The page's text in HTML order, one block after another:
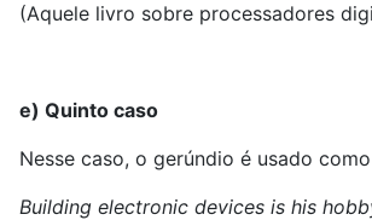
(Aquele livro sobre processadores
e) Quinto caso
Nesse caso, o gerúndio é usado
Building electronic devices is his